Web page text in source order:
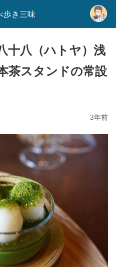
歩き三味
十八（ハトヤ）浅
茶スタンドの常設
3年前